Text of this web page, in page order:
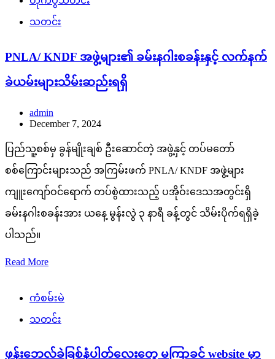
သတင်း
PNLA/ KNDF အဖွဲ့များ၏ ခမ်းနဂါးစခန်းနှင့် လက်နက်
ခဲယမ်းများသိမ်းဆည်းရရှိ
admin
December 7, 2024
ပြည်သူ့စစ်မှ ခွန်မျိုးချစ် ဦးဆောင်တဲ့ အဖွဲ့နှင့် တပ်မတော်
စစ်ကြောင်းများသည် အကြမ်းဖက် PNLA/ KNDF အဖွဲ့များ
ကျူးကျော်ဝင်ရောက် တပ်စွဲထားသည့် ပအိုဝ်းဒေသအတွင်းရှိ
ခမ်းနဂါးစခန်းအား ယနေ့ မွန်းလွဲ ၃ နာရီ ခန့်တွင် သိမ်းပိုက်ရရှိခဲ့
ပါသည်။
Read More
ကံစမ်းမဲ
သတင်း
ဖုန်းဘေလ်ခဲခြစ်နံပါတ်လေးတွေ မကြာခင် website မှာ